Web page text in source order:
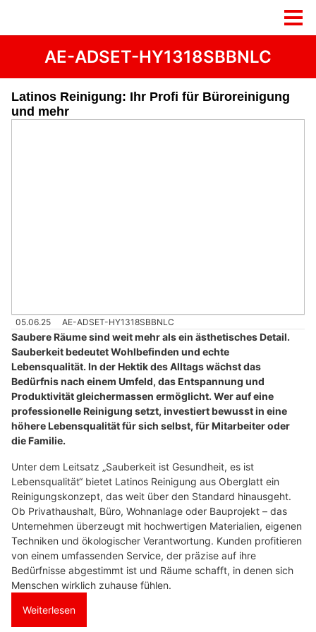
AE-ADSET-HY1318SBBNLC
Latinos Reinigung: Ihr Profi für Büroreinigung
und mehr
05.06.25 AE-ADSET-HY1318SBBNLC
Saubere Räume sind weit mehr als ein ästhetisches Detail.
Sauberkeit bedeutet Wohlbefinden und echte
Lebensqualität. In der Hektik des Alltags wächst das
Bedürfnis nach einem Umfeld, das Entspannung und
Produktivität gleichermassen ermöglicht. Wer auf eine
professionelle Reinigung setzt, investiert bewusst in eine
höhere Lebensqualität für sich selbst, für Mitarbeiter oder
die Familie.
Unter dem Leitsatz „Sauberkeit ist Gesundheit, es ist
Lebensqualität“ bietet Latinos Reinigung aus Oberglatt ein
Reinigungskonzept, das weit über den Standard hinausgeht.
Ob Privathaushalt, Büro, Wohnanlage oder Bauprojekt – das
Unternehmen überzeugt mit hochwertigen Materialien, eigenen
Techniken und ökologischer Verantwortung. Kunden profitieren
von einem umfassenden Service, der präzise auf ihre
Bedürfnisse abgestimmt ist und Räume schafft, in denen sich
Menschen wirklich zuhause fühlen.
Weiterlesen